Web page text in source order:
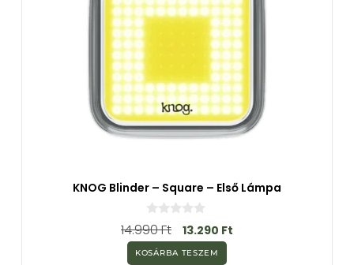
KNOG Blinder – Square – Első Lámpa
0
a
5
14.990Ft 13.290 Ft
KOSÁRBA TESZEM